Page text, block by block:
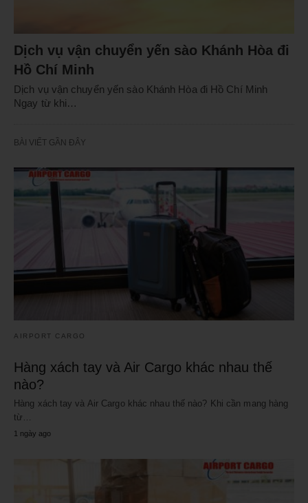
Dịch vụ vận chuyển yến sào Khánh Hòa đi
Hồ Chí Minh
Dịch vụ vận chuyển yến sào Khánh Hòa đi Hồ Chí Minh
Ngay từ khi…
BÀI VIẾT GẦN ĐÂY
AIRPORT CARGO
Hàng xách tay và Air Cargo khác nhau thế
nào?
Hàng xách tay và Air Cargo khác nhau thế nào? Khi cần mang hàng
từ…
1 ngày ago